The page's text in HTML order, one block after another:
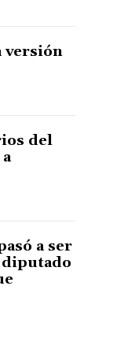
versión
del
a ser